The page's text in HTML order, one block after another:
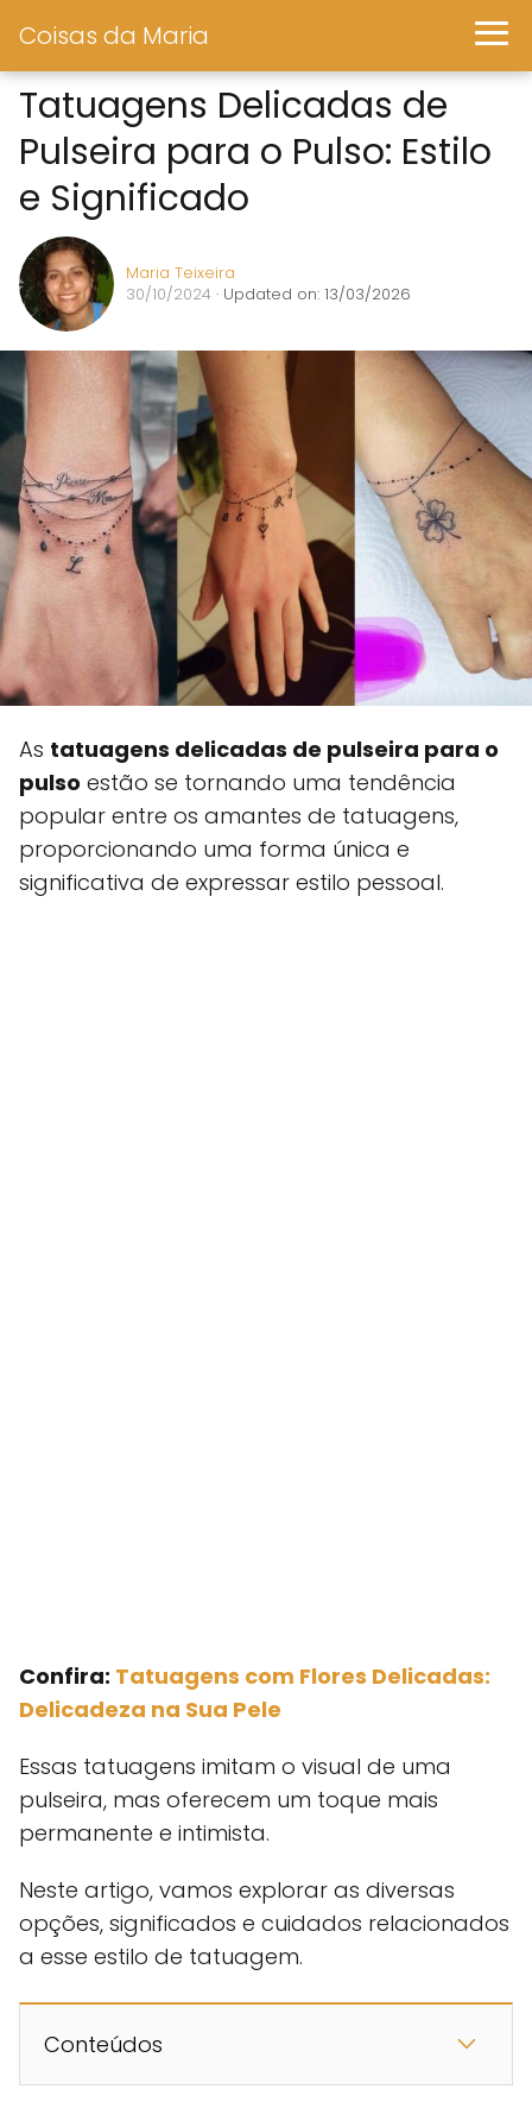
Coisas da Maria
Tatuagens Delicadas de
Pulseira para o Pulso: Estilo
e Significado
Maria Teixeira
30/10/2024 · Updated on: 13/03/2026
As tatuagens delicadas de pulseira para o
pulso estão se tornando uma tendência
popular entre os amantes de tatuagens,
proporcionando uma forma única e
significativa de expressar estilo pessoal.
Confira: Tatuagens com Flores Delicadas:
Delicadeza na Sua Pele
Essas tatuagens imitam o visual de uma
pulseira, mas oferecem um toque mais
permanente e intimista.
Neste artigo, vamos explorar as diversas
opções, significados e cuidados relacionados
a esse estilo de tatuagem.
Conteúdos